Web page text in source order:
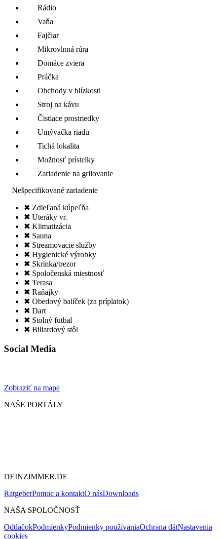
Rádio
Vaňa
Fajčiar
Mikrovlnná rúra
Domáce zviera
Práčka
Obchody v blízkosti
Stroj na kávu
Čistiace prostriedky
Umývačka riadu
Tichá lokalita
Možnosť prístelky
Zariadenie na grilovanie
Nešpecifikované zariadenie
✖ Zdieľaná kúpeľňa
✖ Uteráky vr.
✖ Klimatizácia
✖ Sauna
✖ Streamovacie služby
✖ Hygienické výrobky
✖ Skrinka/trezor
✖ Spoločenská miestnosť
✖ Terasa
✖ Raňajky
✖ Obedový balíček (za príplatok)
✖ Dart
✖ Stolný futbal
✖ Biliardový stôl
Social Media
Zobraziť na mape
NAŠE PORTÁLY
DEINZIMMER.DE
RatgeberPomoc a kontaktO násDownloads
NAŠA SPOLOČNOSŤ
OdtlačokPodmienkyPodmienky používaniaOchrana dátNastavenia
cookies